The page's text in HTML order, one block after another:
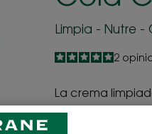
Limpia - Nutre -
5
/
5
2
La crema
limpia con